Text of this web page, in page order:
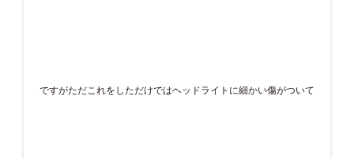
ですがただこれをしただけではヘッドライトに細かい傷がついて